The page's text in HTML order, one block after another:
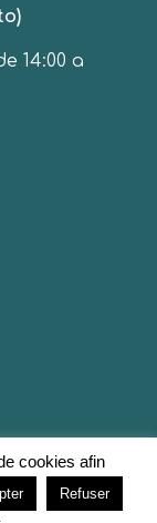
14:00 a
–Protección de
cookies afin
Refuser